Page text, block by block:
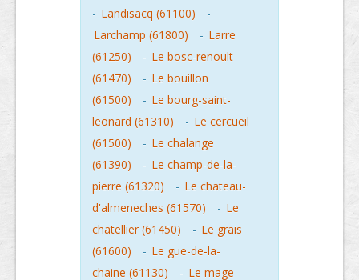
- Landisacq (61100)
-
Larchamp (61800)
- Larre
(61250)
- Le bosc-renoult
(61470)
- Le bouillon
(61500)
- Le bourg-saint-
leonard (61310)
- Le cercueil
(61500)
- Le chalange
(61390)
- Le champ-de-la-
pierre (61320)
- Le chateau-
d'almeneches (61570)
- Le
chatellier (61450)
- Le grais
(61600)
- Le gue-de-la-
chaine (61130)
- Le mage